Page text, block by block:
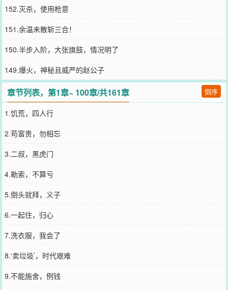
152.灭杀，使用枪意
151.余温未散斩三合！
150.半步入阶，大张旗鼓，情况明了
149.爆火，神秘且威严的赵公子
章节列表，第1章~ 100章/共161章 倒序
1.饥荒，四人行
2.苟富贵，勿相忘
3.二叔，黑虎门
4.勒索，不算亏
5.倒头就拜，义子
6.一起住，归心
7.洗衣服，我会了
8.‘卖垃圾’，时代艰难
9.不能施舍，例钱